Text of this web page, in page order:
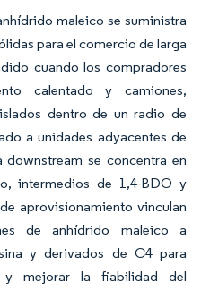
maleico se suministra
para el comercio de larga
cuando los compradores
calentado y camiones,
dentro de un radio de
a unidades adyacentes de
se concentra en
intermedios de 1,4-BDO y
aprovisionamiento vinculan
de anhídrido maleico a
y derivados de C4 para
mejorar la fiabilidad del